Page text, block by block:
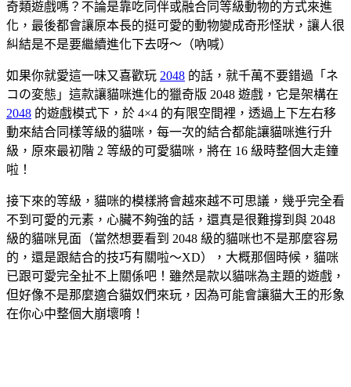
奇類遊戲嗎？不論是靠吃同伴或融合同等級動物的方式來進
化，最後都會讓原本長的挺可愛的動物變成奇形怪狀，讓人很
糾結是不是要繼續進化下去呀～（吶喊）
如果你就愛這一味又喜歡玩 2048 的話，就千萬不要錯過「ネ
コの変態」這款讓貓咪進化的獵奇版 2048 遊戲，它是架構在
2048 的遊戲模式下，於 4×4 的有限空間裡，透過上下左右移
動來結合同樣等級的貓咪，每一次的結合都能讓貓咪進行升
級，原來最初階 2 等級的可愛貓咪，將在 16 級時整個大走鐘
啦！
接下來的等級，貓咪的模樣將會越來越不可思議，幾乎完全看
不到可愛的元素，心臟不夠強的話，還真是很難撐到與 2048
級的貓咪見面（當然想要看到 2048 級的貓咪也不是那麼容易
的，還是跟結合的技巧有關啦～XD），大概那個時候，貓咪
已跟可愛完全扯不上關係吧！雖然是款以貓咪為主題的遊戲，
但好像不是那麼適合貓奴們來玩，因為可能會讓貓大王的形象
在你心中整個大崩壞唷！